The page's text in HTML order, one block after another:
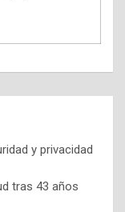
y privacidad
tras 43 años